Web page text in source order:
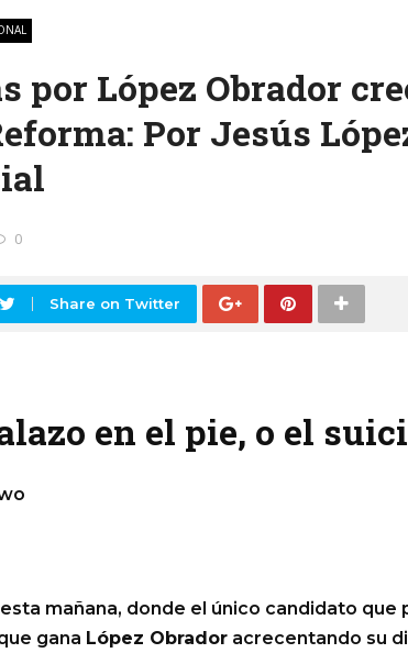
por López Obrador
Por Jesús
0
Share on Twitter
en el pie, o el
mañana, donde el único candidato
gana López Obrador acrecentando su